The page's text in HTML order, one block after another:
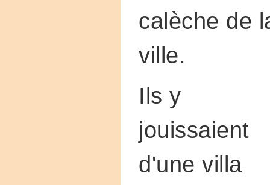
calèche de
ville.
Ils y
jouissaient
d'une villa